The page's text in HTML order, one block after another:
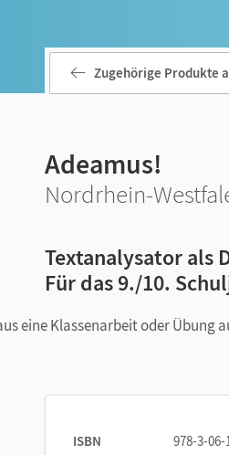
Zugehörige Produkte
Adeamus!
Nordrhein-
Textanalysator als
Für das 9./10.
eine Klassenarbeit oder Übung
ISBN
978-3-06-